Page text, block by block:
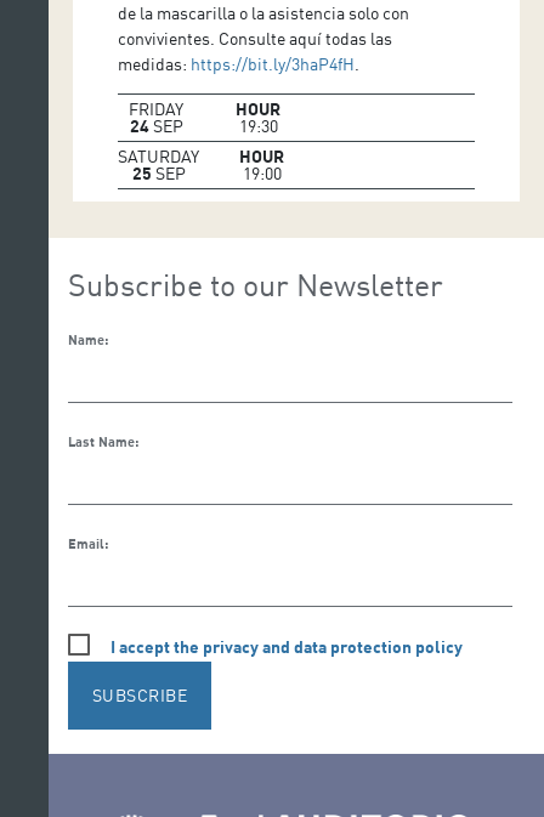
de la mascarilla o la asistencia solo con
convivientes. Consulte aquí todas las
medidas: https://bit.ly/3haP4fH
FRIDAY
24SEP
HOUR
19:30
SATURDAY
25 SEP
HOUR
19:00
Subscribe to our Newsletter
Name:
Last Name:
Email:
I accept the privacy and data protection policy
SUBSCRIBE